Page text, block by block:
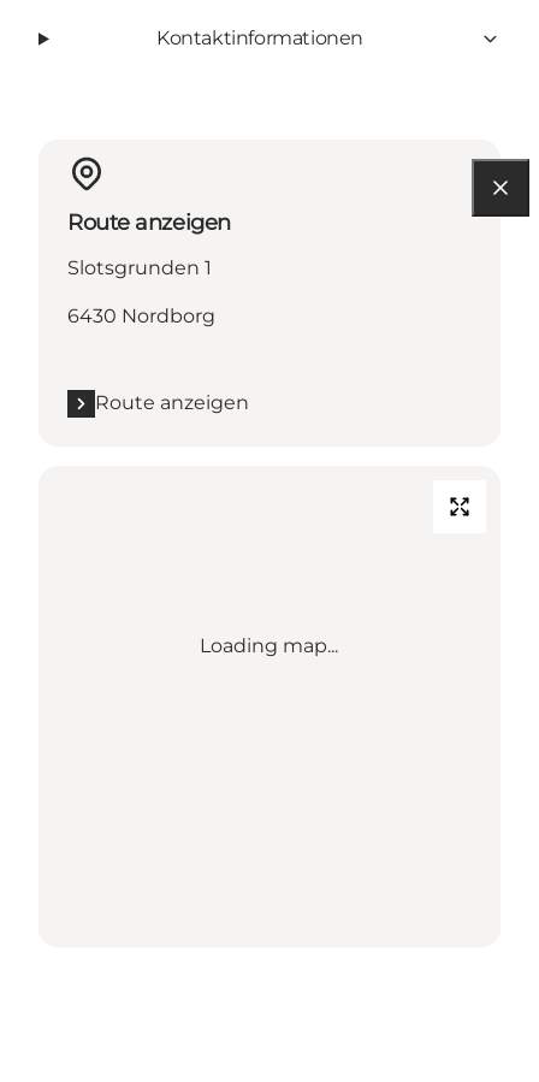
Kontaktinformationen
Route anzeigen
Slotsgrunden 1
6430 Nordborg
Route anzeigen
Loading map...